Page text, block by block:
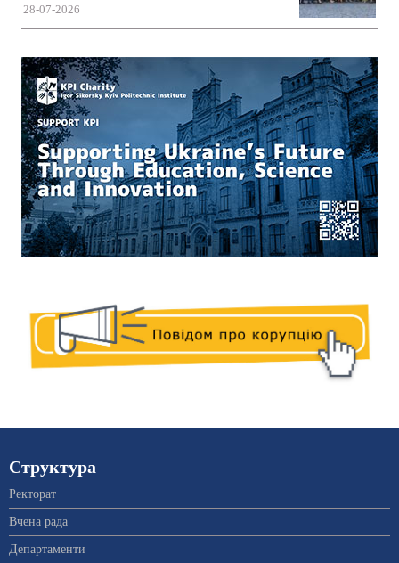
28-07-2026
Структура
Ректорат
Вчена рада
Департаменти